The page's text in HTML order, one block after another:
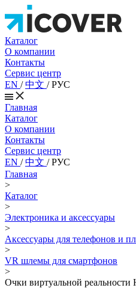
Каталог
О компании
Контакты
Сервис центр
EN /中文 /РУС
Главная
Каталог
О компании
Контакты
Сервис центр
EN /中文 /РУС
Главная
>
Каталог
>
Электроника и аксессуары
>
Аксессуары для телефонов и
>
VR шлемы для смартфонов
>
Очки виртуальной